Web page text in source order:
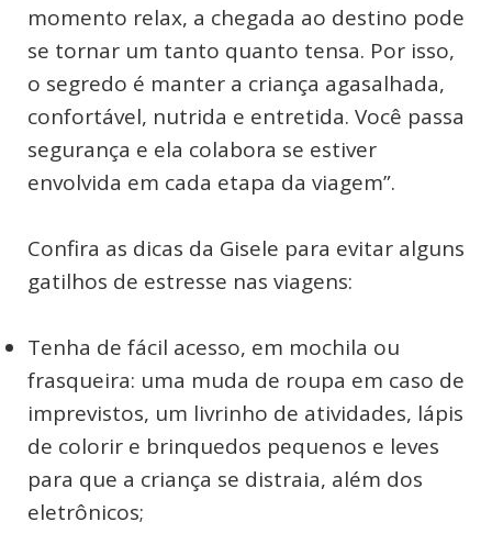
momento relax, a chegada ao destino pode
se tornar um tanto quanto tensa. Por isso,
o segredo é manter a criança agasalhada,
confortável, nutrida e entretida. Você passa
segurança e ela colabora se estiver
envolvida em cada etapa da viagem”.
Confira as dicas da Gisele para evitar alguns
gatilhos de estresse nas viagens:
Tenha de fácil acesso, em mochila ou
frasqueira: uma muda de roupa em caso de
imprevistos, um livrinho de atividades, lápis
de colorir e brinquedos pequenos e leves
para que a criança se distraia, além dos
eletrônicos;